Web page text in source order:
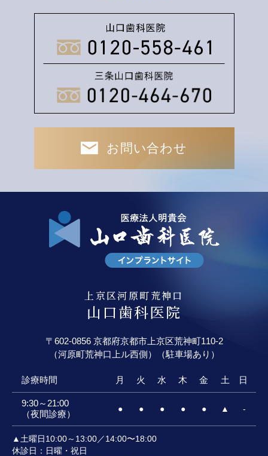
お問い合わせ
上京区河原町荒神口
山口歯科医院
〒602-0856 京都府京都市上京区荒神町110-2
（河原町荒神口上ル西側）（駐車場あり）
診療時間 月 火 水 木 金 土 日
9:30～21:00
（夜間診療）
● ● ● ● ● ▲ -
▲土曜日10:00～13:00／14:00〜18:00
休診日：日曜・祝日